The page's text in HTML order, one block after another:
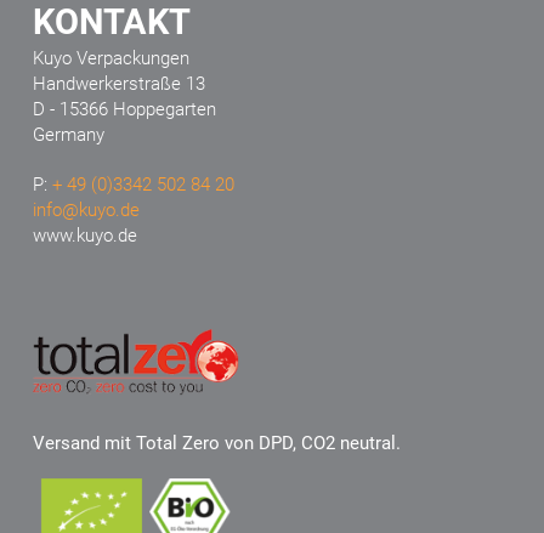
KONTAKT
Kuyo Verpackungen
Handwerkerstraße 13
D - 15366 Hoppegarten
Germany
P: + 49 (0)3342 502 84 20
info@kuyo.de
www.kuyo.de
Versand mit Total Zero von DPD, CO2 neutral.